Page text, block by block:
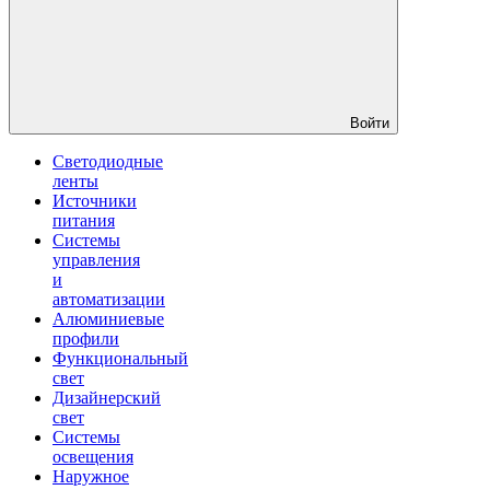
Войти
Светодиодные
ленты
Источники
питания
Системы
управления
и
автоматизации
Алюминиевые
профили
Функциональный
свет
Дизайнерский
свет
Системы
освещения
Наружное